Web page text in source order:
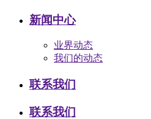
新闻中心
业界动态
我们的动态
联系我们
联系我们